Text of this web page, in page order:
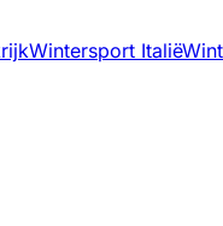
Wintersport Italië